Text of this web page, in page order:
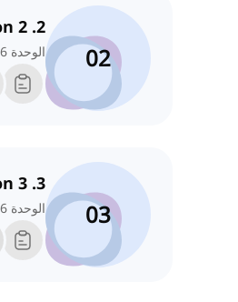
02
2. Unit 6 - Lesson 2
الوحدة 6 - الدرس 2
03
3. Unit 6 - Lesson 3
الوحدة 6 - الدرس 3